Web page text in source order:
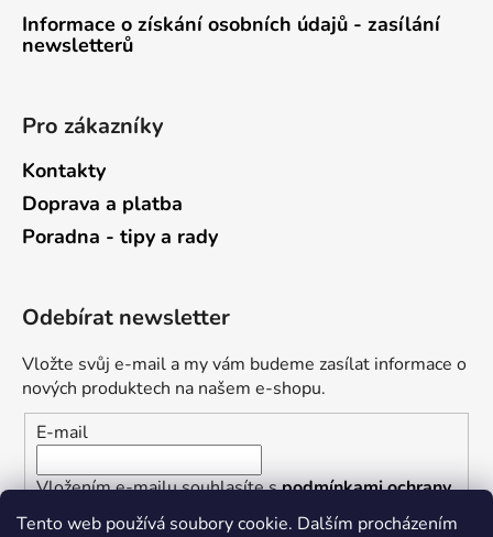
Tento web používá soubory cookie. Dalším procházením
Informace o získání osobních údajů - zasílání
newsletterů
Pro zákazníky
Kontakty
Doprava a platba
Poradna - tipy a rady
Odebírat newsletter
Vložte svůj e-mail a my vám budeme zasílat informace o
nových produktech na našem e-shopu.
E-mail
Vložením e-mailu souhlasíte spodmínkami ochrany
osobních údajů